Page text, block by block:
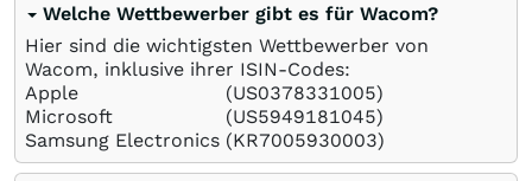
Welche Wettbewerber gibt es für Wacom?
Hier sind die wichtigsten Wettbewerber von
Wacom, inklusive ihrer ISIN-Codes:
Apple
(US0378331005)
Microsoft
(US5949181045)
Samsung Electronics (KR7005930003)